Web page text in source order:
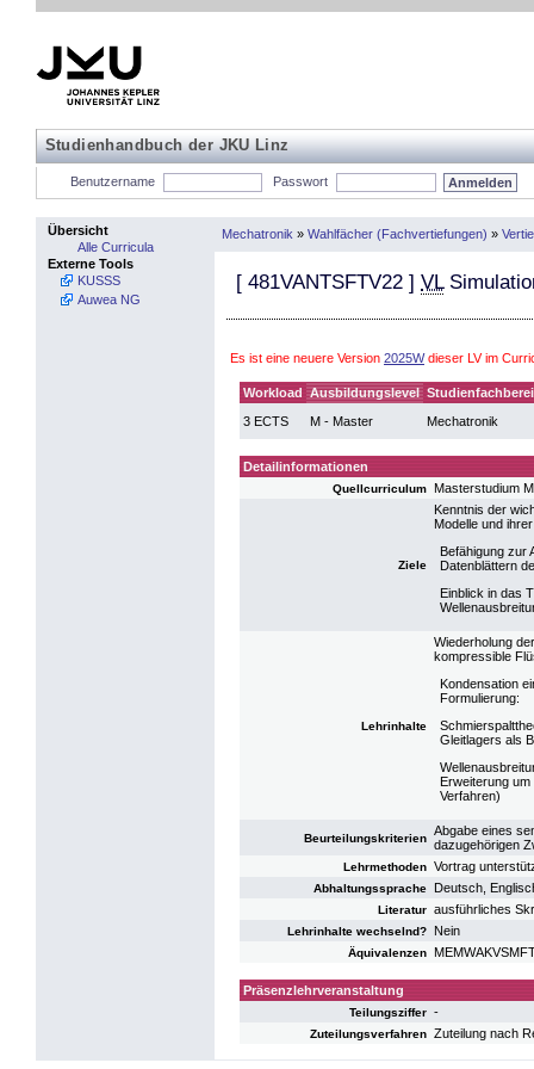
Studienhandbuch der JKU Linz
Benutzername Passwort
Übersicht
Alle Curricula
Externe Tools
KUSSS
Auwea NG
Mechatronik » Wahlfächer (Fachvertiefungen) »
[ 481VANTSFTV22 ] VL
Es ist eine neuere Version 2025Wdieser LV im
Workload Ausbildungslevel
3 ECTS
M - Master Mechatronik
Detailinformationen
Quellcurriculum Masterstudium
Ziele
Kenntnis der
Modelle und
Befähigung zur
Datenblättern
Einblick in das
Lehrinhalte
Wiederholung
kompressible
Kondensation
Formulierung:
Gleitlagers als
Erweiterung
Verfahren)
Beurteilungskriterien
Abgabe eines
dazugehörigen
Lehrmethoden Vortrag
Abhaltungssprache Deutsch,
Literatur ausführliches
Lehrinhalte wechselnd? Nein
Äquivalenzen
Präsenzlehrveranstaltung
Teilungsziffer -
Zuteilungsverfahren Zuteilung nach